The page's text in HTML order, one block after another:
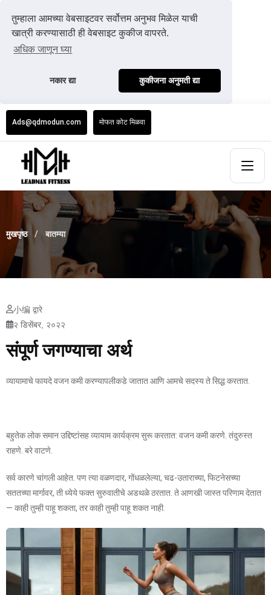
तुम्हाला आमच्या वेबसाइटवर सर्वोत्तम अनुभव मिळेल याची
खात्री करण्यासाठी ही वेबसाइट कुकीज वापरते.
अधिक जाणून घ्या
नकार द्या कुकीजना अनुमती द्या
Ads@qdmodun.com मोफत कोट मिळवा
मुखपृष्ठ बातम्या
小编 द्वारे
२ डिसेंबर, २०२२
संपूर्ण जगण्याचा अर्थ
व्यायामाचे फायदे वजन कमी करण्यापलीकडे जातात आणि आमचे सदस्य ते सिद्ध करतात.
बहुतेक लोक समान उद्दिष्टांसह व्यायाम कार्यक्रम सुरू करतात: वजन कमी करणे. तंदुरुस्त
राहणे. बरे वाटणे.
सर्व कारणे चांगली आहेत. पण त्या वळणदार, गोंधळलेल्या, चढ-उताराच्या, फिटनेसच्या
सततच्या मार्गावर, ती ध्येये फक्त सुरुवातीचे अडथळे ठरतात. ते आणखी जास्त परिणाम देतात
— काही तुम्ही पाहू शकता, तर काही तुम्ही पाहू शकत नाही.